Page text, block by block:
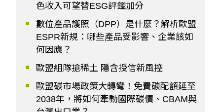
色收入可望替ESG評鑑加分
數位產品護照（DPP）是什麼？解析歐盟
ESPR新規：哪些產品受影響、企業該如
何因應？
歐盟組隊搶稀土 隱含授信新風控
歐盟碳市場政策大轉彎！免費碳配額延至
2038年，將如何牽動國際碳價、CBAM與